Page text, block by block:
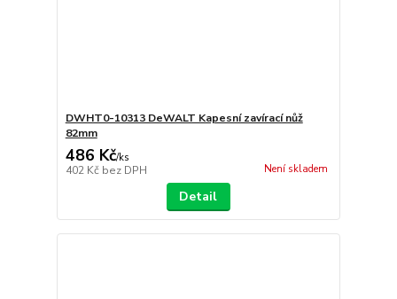
DWHT0-10313 DeWALT Kapesní zavírací nůž
82mm
486 Kč/ks
402 Kč bez DPH Není skladem
Detail